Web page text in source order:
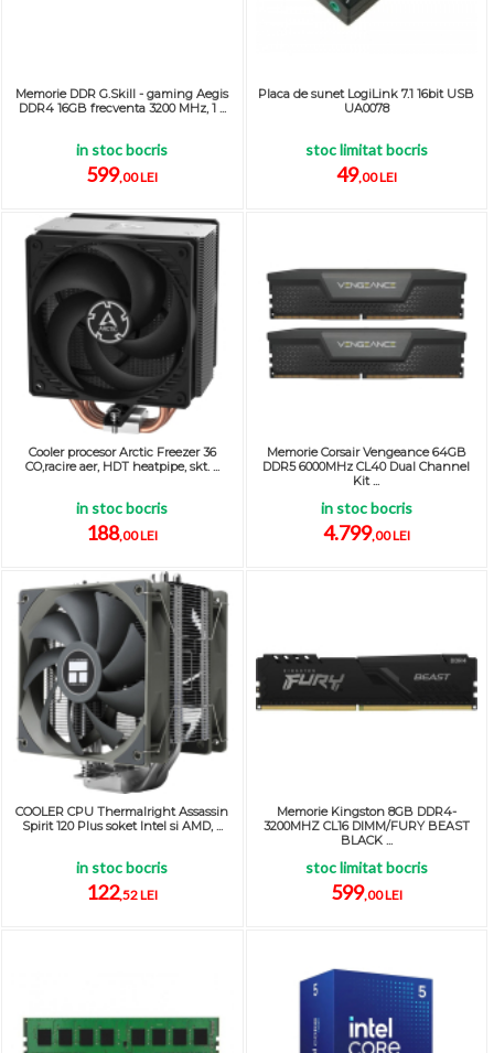
Memorie DDR G.Skill - gaming Aegis
DDR4 16GB frecventa 3200 MHz, 1 ...
in stoc bocris
599,00 LEI
Placa de sunet LogiLink 7.1 16bit USB
UA0078
stoc limitat bocris
49,00 LEI
Cooler procesor Arctic Freezer 36
CO,racire aer, HDT heatpipe, skt. ...
in stoc bocris
188,00 LEI
Memorie Corsair Vengeance 64GB
DDR5 6000MHz CL40 Dual Channel
Kit ...
in stoc bocris
4.799,00 LEI
COOLER CPU Thermalright Assassin
Spirit 120 Plus soket Intel si AMD, ...
in stoc bocris
122,52 LEI
Memorie Kingston 8GB DDR4-
3200MHZ CL16 DIMM/FURY BEAST
BLACK ...
stoc limitat bocris
599,00 LEI